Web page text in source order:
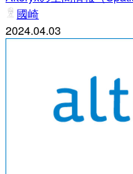
國崎
2024.04.03